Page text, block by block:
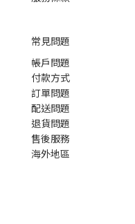
常見問題
帳戶問題
付款方式
訂單問題
配送問題
退貨問題
售後服務
海外地區